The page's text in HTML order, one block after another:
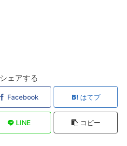
シェアする
Facebook はてブ
LINE コピー